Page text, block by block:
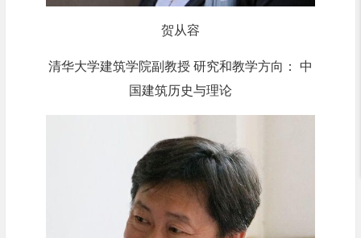
贺从容
清华大学建筑学院副教授 研究和教学方向： 中
国建筑历史与理论